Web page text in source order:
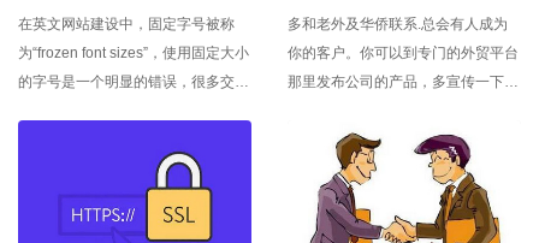
在英文网站建设中，固定字号被称
为“frozen font sizes”，使用固定大小
的字号是一个明显的错误，很多交互
的文字也被设计成了相对字号。这种
做法主要集中在英文网站的中文版的
设计中。然而对于中文，相对字号却
多和老外及华侨联系.总会有人成为
你的客户。你可以到专门的外贸平台
那里发布公司的产品，多宣传一下，
可以利用一些专业的对外贸易平台发
布产品信息，比如阿里巴巴国际站，
速卖通等等，做好操作，接单不难
啊。 其次可以去阿里巴巴上注册国